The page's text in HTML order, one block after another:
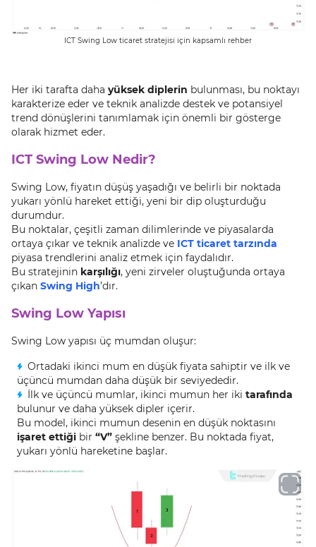
ICT Swing Low ticaret stratejisi için kapsamlı rehber
Her iki tarafta daha yüksek diplerin bulunması, bu noktayı
karakterize eder ve teknik analizde destek ve potansiyel
trend dönüşlerini tanımlamak için önemli bir gösterge
olarak hizmet eder.
ICT Swing Low Nedir?
Swing Low, fiyatın düşüş yaşadığı ve belirli bir noktada
yukarı yönlü hareket ettiği, yeni bir dip oluşturduğu
durumdur.
Bu noktalar, çeşitli zaman dilimlerinde ve piyasalarda
ortaya çıkar ve teknik analizde ve ICT ticaret tarzında
piyasa trendlerini analiz etmek için faydalıdır.
Bu stratejinin karşılığı, yeni zirveler oluştuğunda ortaya
çıkan Swing High’dır.
Swing Low Yapısı
Swing Low yapısı üç mumdan oluşur:
Ortadaki ikinci mum en düşük fiyata sahiptir ve ilk ve
üçüncü mumdan daha düşük bir seviyededir.
İlk ve üçüncü mumlar, ikinci mumun her iki tarafında
bulunur ve daha yüksek dipler içerir.
Bu model, ikinci mumun desenin en düşük noktasını
işaret ettiği bir “V” şekline benzer. Bu noktada fiyat,
yukarı yönlü hareketine başlar.